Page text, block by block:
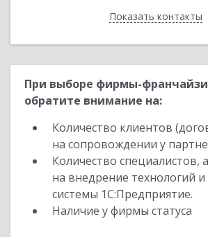
Показать контакты
Назад
При выборе фирмы-франчайзи
обратите внимание на:
Количество клиентов
на сопровождении у
Количество специалистов,
на внедрение технологий
системы 1С:Предприятие.
Наличие у фирмы статуса